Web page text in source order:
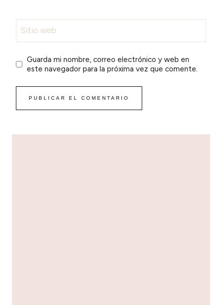
Sitio web
Guarda mi nombre, correo electrónico y web en
este navegador para la próxima vez que comente.